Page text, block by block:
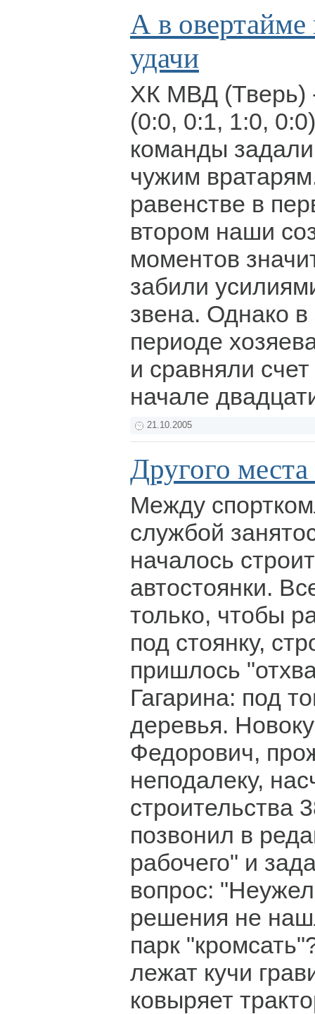
А в овертайме
удачи
ХК МВД (Тверь)
(0:0, 0:1, 1:0,
команды
чужим
равенстве в
втором наши
моментов
забили
звена. Однако
периоде
и сравняли
начале
21.10.2005
Другого
Между
службой
началось
автостоянки.
только, чтобы
под стоянку,
пришлось
Гагарина: под
деревья.
Федорович,
неподалеку,
строительства
позвонил в
рабочего" и
вопрос:
решения не
парк
лежат кучи
ковыряет